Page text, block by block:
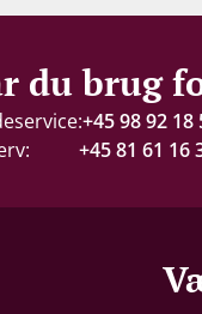
du brug
+45 98 92 18
+45 81 61 16